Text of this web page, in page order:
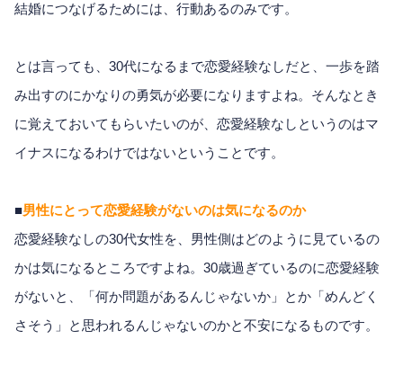
結婚につなげるためには、行動あるのみです。
とは言っても、30代になるまで恋愛経験なしだと、一歩を踏
み出すのにかなりの勇気が必要になりますよね。そんなとき
に覚えておいてもらいたいのが、恋愛経験なしというのはマ
イナスになるわけではないということです。
■男性にとって恋愛経験がないのは気になるのか
恋愛経験なしの30代女性を、男性側はどのように見ているの
かは気になるところですよね。30歳過ぎているのに恋愛経験
がないと、「何か問題があるんじゃないか」とか「めんどく
さそう」と思われるんじゃないのかと不安になるものです。